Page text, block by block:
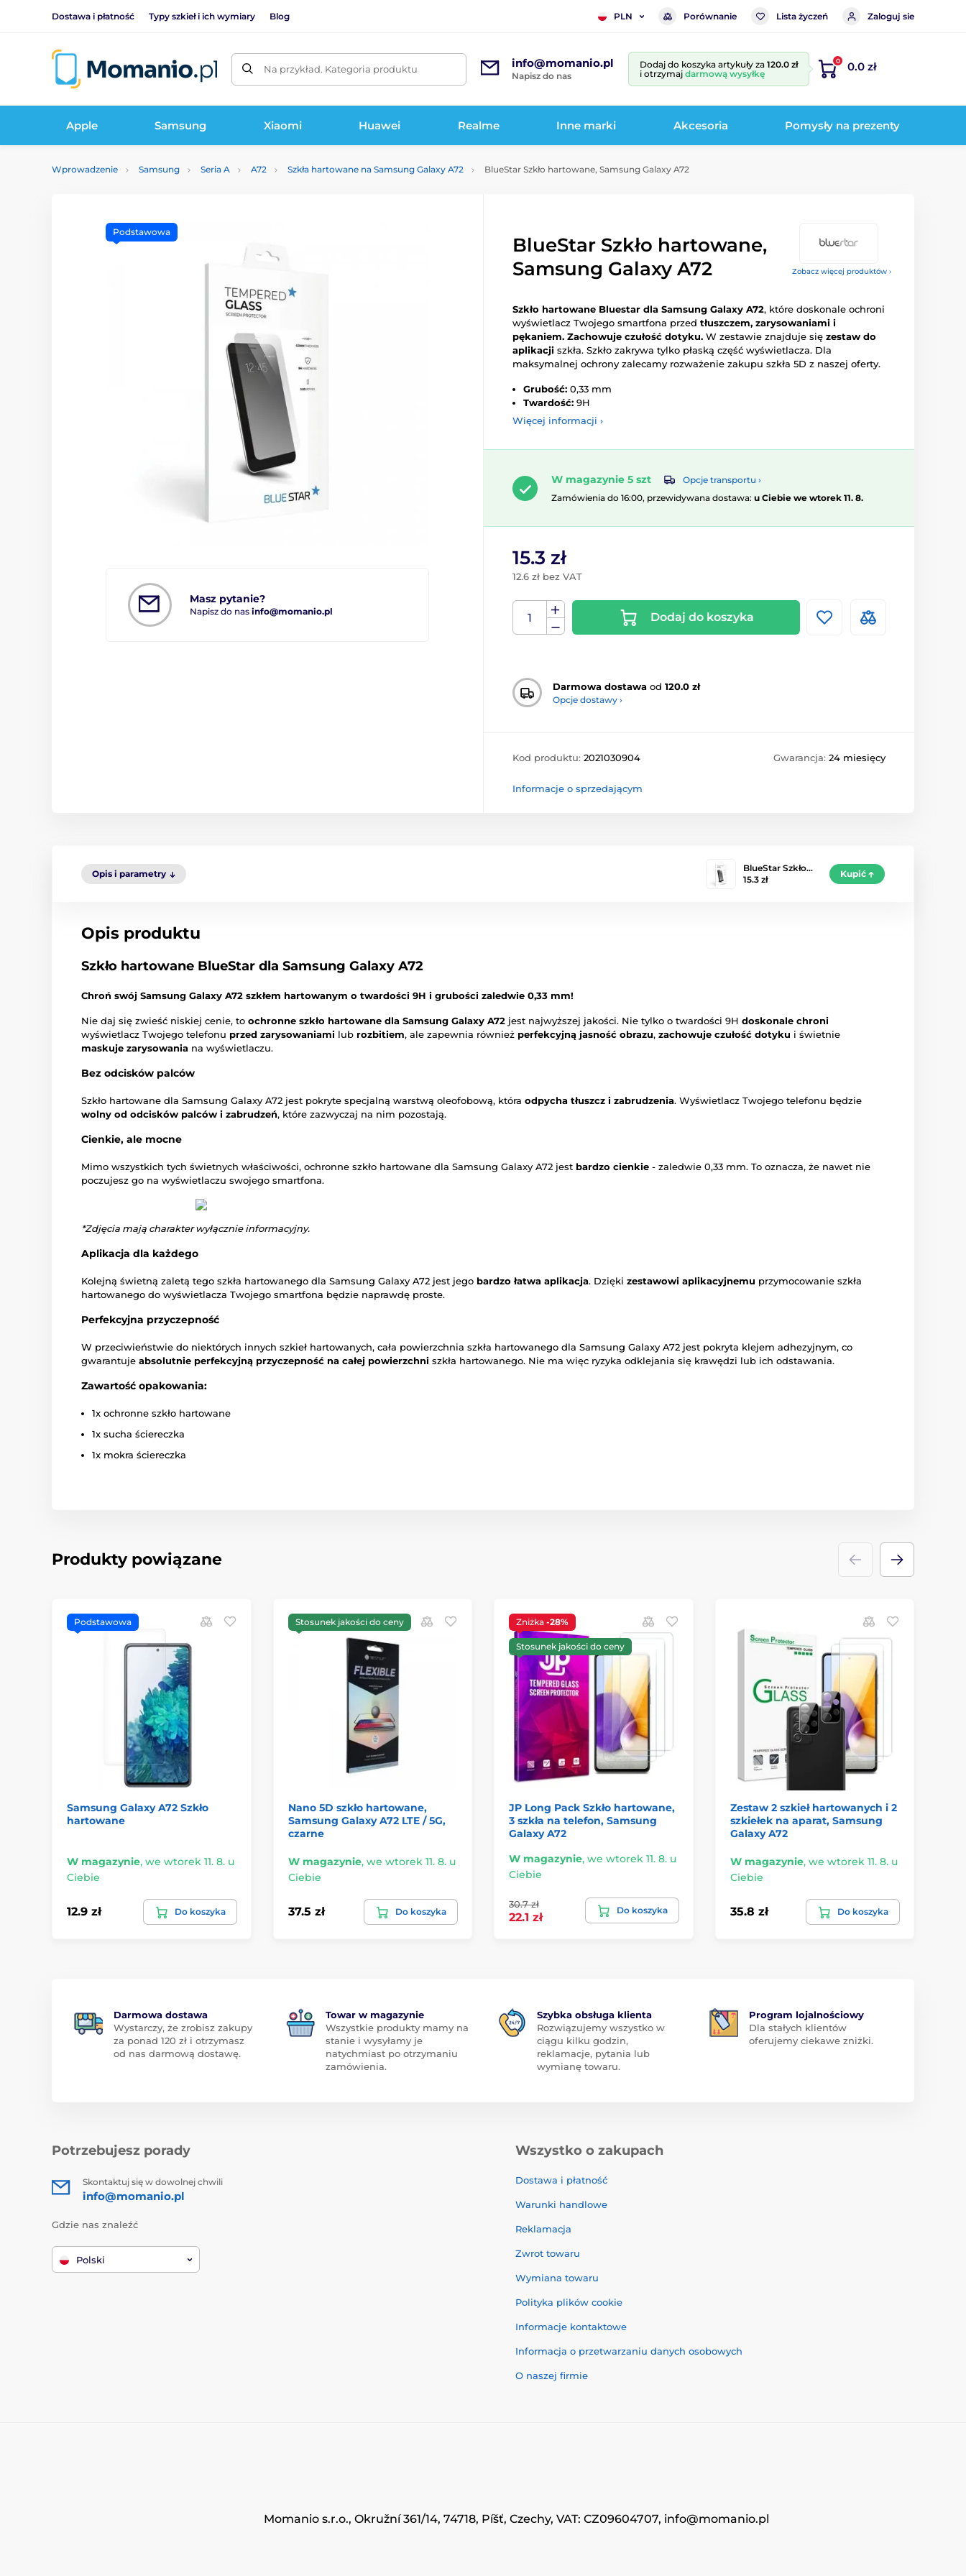
Dostawa i płatność Typy szkieł i ich wymiary Blog PLN Porównanie Lista życzeń Zaloguj sie
Na przykład. Kategoria produktu info@momanio.pl
Napisz do nas
Dodaj do koszyka artykuły za 120.0 zł
i otrzymaj darmową wysyłkę
0 0.0 zł
Apple Samsung Xiaomi Huawei Realme Inne marki Akcesoria Pomysły na prezenty
Wprowadzenie Samsung Seria A A72 Szkła hartowane na Samsung Galaxy A72 BlueStar Szkło hartowane, Samsung Galaxy A72
Zobacz więcej produktów ›
Masz pytanie?
Napisz do nas info@momanio.pl
Podstawowa
BlueStar Szkło hartowane,
Samsung Galaxy A72
Szkło hartowane Bluestar dla Samsung Galaxy A72, które doskonale ochroni
wyświetlacz Twojego smartfona przed tłuszczem, zarysowaniami i
pękaniem. Zachowuje czułość dotyku. W zestawie znajduje się zestaw do
aplikacji szkła. Szkło zakrywa tylko płaską część wyświetlacza. Dla
maksymalnej ochrony zalecamy rozważenie zakupu szkła 5D z naszej oferty.
Grubość: 0,33 mm
Twardość: 9H
Więcej informacji ›
W magazynie 5 szt
Opcje transportu ›
Zamówienia do 16:00, przewidywana dostawa: u Ciebie we wtorek 11. 8.
15.3 zł
12.6 zł bez VAT
Dodaj do koszyka
Darmowa dostawa od 120.0 zł
Opcje dostawy ›
Kod produktu: 2021030904 Gwarancja: 24 miesięcy
Informacje o sprzedającym
Opis i parametry
BlueStar Szkło…
15.3 zł
Kupić
Opis produktu
Szkło hartowane BlueStar dla Samsung Galaxy A72
Chroń swój Samsung Galaxy A72 szkłem hartowanym o twardości 9H i grubości zaledwie 0,33 mm!
Nie daj się zwieść niskiej cenie, to ochronne szkło hartowane dla Samsung Galaxy A72 jest najwyższej jakości. Nie tylko o twardości 9H doskonale chroni
wyświetlacz Twojego telefonu przed zarysowaniami lub rozbitiem, ale zapewnia również perfekcyjną jasność obrazu, zachowuje czułość dotyku i świetnie
maskuje zarysowania na wyświetlaczu.
Bez odcisków palców
Szkło hartowane dla Samsung Galaxy A72 jest pokryte specjalną warstwą oleofobową, która odpycha tłuszcz i zabrudzenia. Wyświetlacz Twojego telefonu będzie
wolny od odcisków palców i zabrudzeń, które zazwyczaj na nim pozostają.
Cienkie, ale mocne
Mimo wszystkich tych świetnych właściwości, ochronne szkło hartowane dla Samsung Galaxy A72 jest bardzo cienkie - zaledwie 0,33 mm. To oznacza, że nawet nie
poczujesz go na wyświetlaczu swojego smartfona.
*Zdjęcia mają charakter wyłącznie informacyjny.
Aplikacja dla każdego
Kolejną świetną zaletą tego szkła hartowanego dla Samsung Galaxy A72 jest jego bardzo łatwa aplikacja. Dzięki zestawowi aplikacyjnemu przymocowanie szkła
hartowanego do wyświetlacza Twojego smartfona będzie naprawdę proste.
Perfekcyjna przyczepność
W przeciwieństwie do niektórych innych szkieł hartowanych, cała powierzchnia szkła hartowanego dla Samsung Galaxy A72 jest pokryta klejem adhezyjnym, co
gwarantuje absolutnie perfekcyjną przyczepność na całej powierzchni szkła hartowanego. Nie ma więc ryzyka odklejania się krawędzi lub ich odstawania.
Zawartość opakowania:
1x ochronne szkło hartowane
1x sucha ściereczka
1x mokra ściereczka
Produkty powiązane
Podstawowa
Samsung Galaxy A72 Szkło
hartowane
W magazynie, we wtorek 11. 8. u
Ciebie
12.9 zł Do koszyka
Stosunek jakości do ceny
Nano 5D szkło hartowane,
Samsung Galaxy A72 LTE / 5G,
czarne
W magazynie, we wtorek 11. 8. u
Ciebie
37.5 zł Do koszyka
Zniżka -28%
Stosunek jakości do ceny
JP Long Pack Szkło hartowane,
3 szkła na telefon, Samsung
Galaxy A72
W magazynie, we wtorek 11. 8. u
Ciebie
30.7 zł
22.1 zł
Do koszyka
Zestaw 2 szkieł hartowanych i 2
szkiełek na aparat, Samsung
Galaxy A72
W magazynie, we wtorek 11. 8. u
Ciebie
35.8 zł Do koszyka
Darmowa dostawa
Wystarczy, że zrobisz zakupy
za ponad 120 zł i otrzymasz
od nas darmową dostawę.
Towar w magazynie
Wszystkie produkty mamy na
stanie i wysyłamy je
natychmiast po otrzymaniu
zamówienia.
Szybka obsługa klienta
Rozwiązujemy wszystko w
ciągu kilku godzin,
reklamacje, pytania lub
wymianę towaru.
Program lojalnościowy
Dla stałych klientów
oferujemy ciekawe zniżki.
Potrzebujesz porady
Skontaktuj się w dowolnej chwili
info@momanio.pl
Gdzie nas znaleźć
Polski
Wszystko o zakupach
Dostawa i płatność
Warunki handlowe
Reklamacja
Zwrot towaru
Wymiana towaru
Polityka plików cookie
Informacje kontaktowe
Informacja o przetwarzaniu danych osobowych
O naszej firmie
Momanio s.r.o., Okružní 361/14, 74718, Píšť, Czechy, VAT: CZ09604707, info@momanio.pl